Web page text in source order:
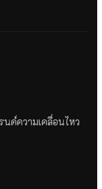
นด์ความเคลื่อนไหว